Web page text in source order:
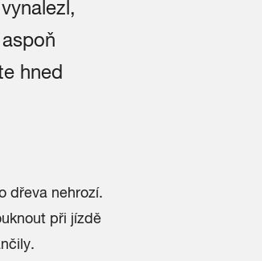
hned
dřeva nehrozí.
při jízdě